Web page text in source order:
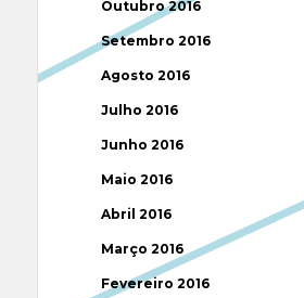
Outubro 2016
Setembro 2016
Agosto 2016
Julho 2016
Junho 2016
Maio 2016
Abril 2016
Março 2016
Fevereiro 2016